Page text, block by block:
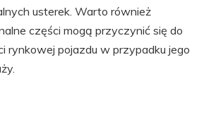
usterek. Warto również
części mogą przyczynić się do
rynkowej pojazdu w przypadku jego